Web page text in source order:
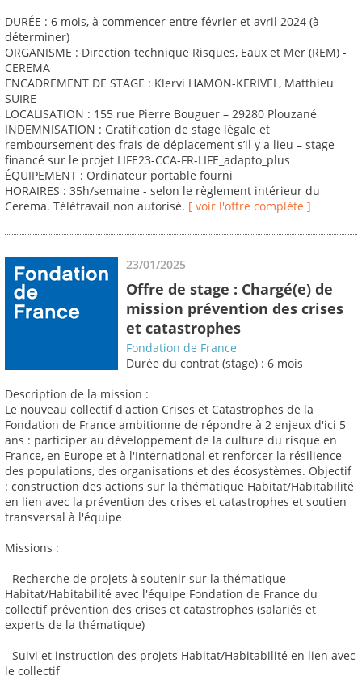
DURÉE : 6 mois, à commencer entre février et avril 2024 (à
déterminer)
ORGANISME : Direction technique Risques, Eaux et Mer (REM) -
CEREMA
ENCADREMENT DE STAGE : Klervi HAMON-KERIVEL, Matthieu
SUIRE
LOCALISATION : 155 rue Pierre Bouguer – 29280 Plouzané
INDEMNISATION : Gratification de stage légale et
remboursement des frais de déplacement s’il y a lieu – stage
financé sur le projet LIFE23-CCA-FR-LIFE_adapto_plus
ÉQUIPEMENT : Ordinateur portable fourni
HORAIRES : 35h/semaine - selon le règlement intérieur du
Cerema. Télétravail non autorisé. [ voir l'offre complète ]
23/01/2025
Offre de stage : Chargé(e) de
mission prévention des crises
et catastrophes
Fondation de France
Durée du contrat (stage) : 6 mois
Description de la mission :
Le nouveau collectif d'action Crises et Catastrophes de la
Fondation de France ambitionne de répondre à 2 enjeux d'ici 5
ans : participer au développement de la culture du risque en
France, en Europe et à l'International et renforcer la résilience
des populations, des organisations et des écosystèmes. Objectif
: construction des actions sur la thématique Habitat/Habitabilité
en lien avec la prévention des crises et catastrophes et soutien
transversal à l'équipe
Missions :
- Recherche de projets à soutenir sur la thématique
Habitat/Habitabilité avec l'équipe Fondation de France du
collectif prévention des crises et catastrophes (salariés et
experts de la thématique)
- Suivi et instruction des projets Habitat/Habitabilité en lien avec
le collectif